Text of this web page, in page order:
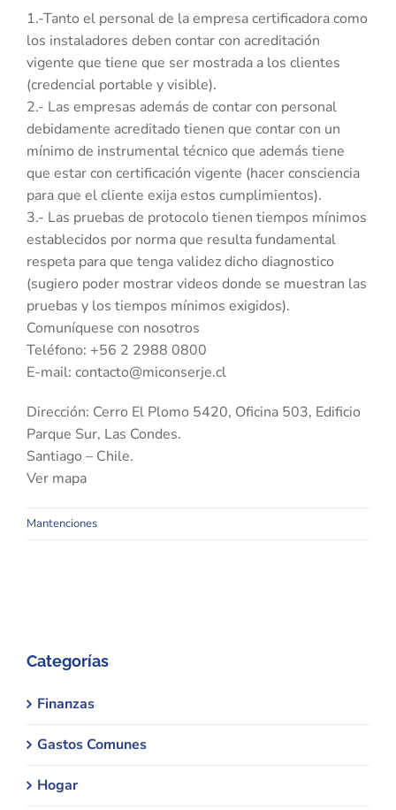
1.-Tanto el personal de la empresa certificadora como
los instaladores deben contar con acreditación
vigente que tiene que ser mostrada a los clientes
(credencial portable y visible).
2.- Las empresas además de contar con personal
debidamente acreditado tienen que contar con un
mínimo de instrumental técnico que además tiene
que estar con certificación vigente (hacer consciencia
para que el cliente exija estos cumplimientos).
3.- Las pruebas de protocolo tienen tiempos mínimos
establecidos por norma que resulta fundamental
respeta para que tenga validez dicho diagnostico
(sugiero poder mostrar videos donde se muestran las
pruebas y los tiempos mínimos exigidos).
Comuníquese con nosotros
Teléfono: +56 2 2988 0800
E-mail: contacto@miconserje.cl
Dirección: Cerro El Plomo 5420, Oficina 503, Edificio
Parque Sur, Las Condes.
Santiago – Chile.
Ver mapa
Mantenciones
Categorías
Finanzas
Gastos Comunes
Hogar